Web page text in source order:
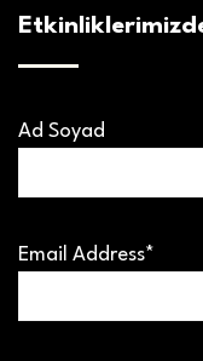
Ad Soyad
Email Address*